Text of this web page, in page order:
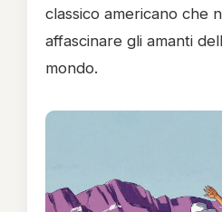
classico americano che
affascinare gli amanti
mondo.